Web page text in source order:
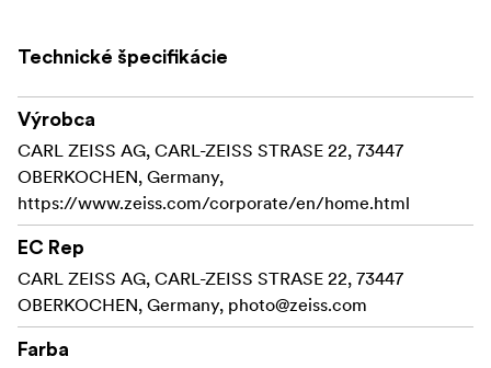
vzdialenosť k predmetu (od ohniskovej roviny) a hĺbka
Objektív je odolný proti nepriaznivým vplyvom počasia.
Technické údaje pre ZEISS Batis 2/25
Ohnisková vzdialenosť:
Rozsah clony:
Členy/skupiny:
Rozsah zaostrenia: 0,2 m –
nekonečno
Technické špecifikácie
Výrobca
CARL ZEISS AG, CARL-ZEISS STRASE 22, 73447
OBERKOCHEN, Germany,
https://www.zeiss.com/corporate/en/home.html
EC Rep
CARL ZEISS AG, CARL-ZEISS STRASE 22, 73447
OBERKOCHEN, Germany, photo@zeiss.com
Farba